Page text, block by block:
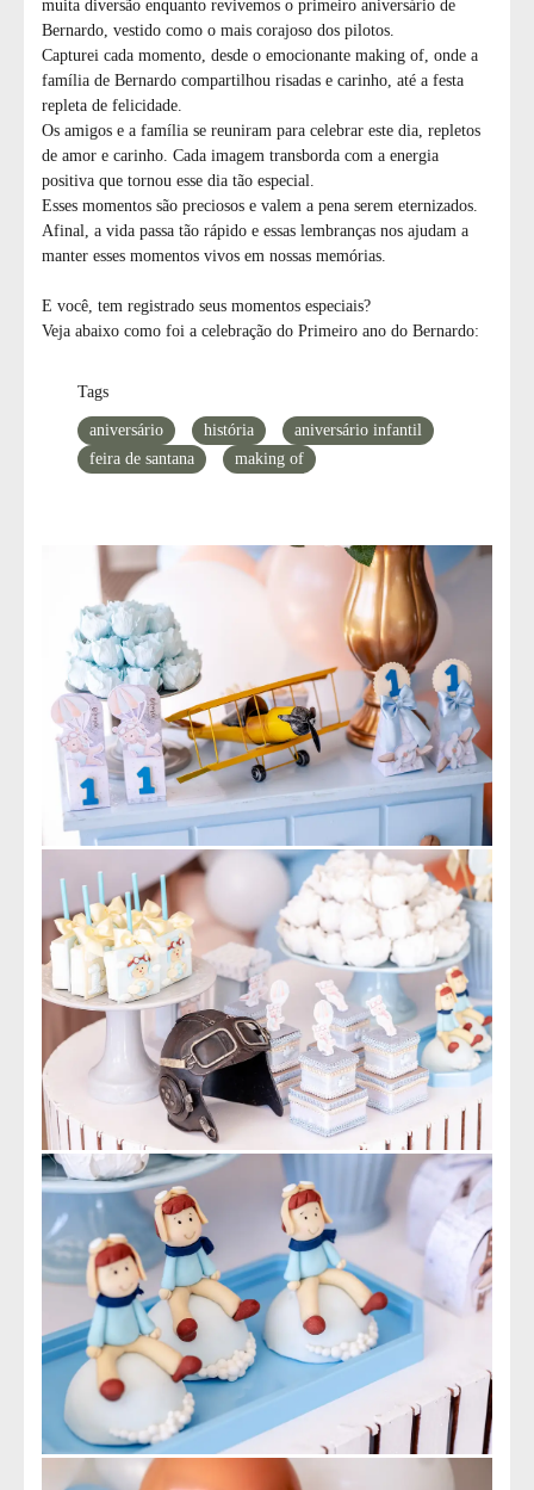
muita diversão enquanto revivemos o primeiro aniversário de
Bernardo, vestido como o mais corajoso dos pilotos.
Capturei cada momento, desde o emocionante making of, onde a
família de Bernardo compartilhou risadas e carinho, até a festa
repleta de felicidade.
Os amigos e a família se reuniram para celebrar este dia, repletos
de amor e carinho. Cada imagem transborda com a energia
positiva que tornou esse dia tão especial.
Esses momentos são preciosos e valem a pena serem eternizados.
Afinal, a vida passa tão rápido e essas lembranças nos ajudam a
manter esses momentos vivos em nossas memórias.
E você, tem registrado seus momentos especiais?
Veja abaixo como foi a celebração do Primeiro ano do Bernardo:
Tags
aniversário história
aniversário infantil
feira de santana
making of